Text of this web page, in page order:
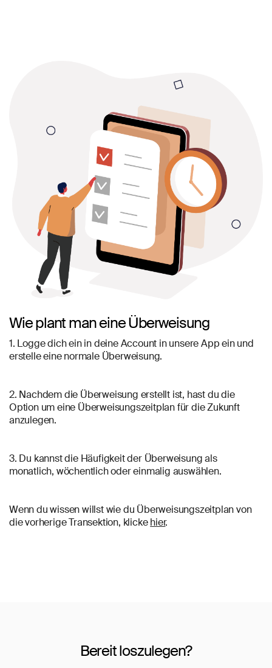
Wie plant man eine Überweisung
1. Logge dich ein in deine Account in unsere App ein und
erstelle eine normale Überweisung.
2. Nachdem die Überweisung erstellt ist, hast du die
Option um eine Überweisungszeitplan für die Zukunft
anzulegen.
3. Du kannst die Häufigkeit der Überweisung als
monatlich, wöchentlich oder einmalig auswählen.
Wenn du wissen willst wie du Überweisungszeitplan von
die vorherige Transektion, klickehier.
Bereit loszulegen?